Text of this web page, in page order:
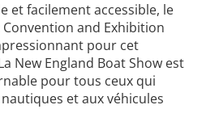
et facilement accessible, le
and Exhibition
pour cet
New England Boat Show est
pour tous ceux qui
et aux véhicules